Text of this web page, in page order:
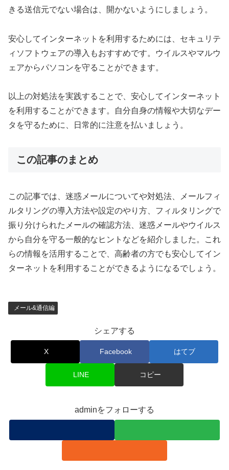
きる送信元でない場合は、開かないようにしましょう。
安心してインターネットを利用するためには、セキュリテ
ィソフトウェアの導入もおすすめです。ウイルスやマルウ
ェアからパソコンを守ることができます。
以上の対処法を実践することで、安心してインターネット
を利用することができます。自分自身の情報や大切なデー
タを守るために、日常的に注意を払いましょう。
この記事のまとめ
この記事では、迷惑メールについてや対処法、メールフィ
ルタリングの導入方法や設定のやり方、フィルタリングで
振り分けられたメールの確認方法、迷惑メールやウイルス
から自分を守る一般的なヒントなどを紹介しました。これ
らの情報を活用することで、高齢者の方でも安心してイン
ターネットを利用することができるようになるでしょう。
メール&通信編
シェアする
X Facebook はてブ
LINE コピー
adminをフォローする